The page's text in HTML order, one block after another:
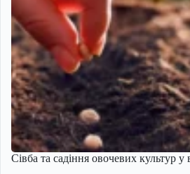
Сівба та садіння овочевих культур у